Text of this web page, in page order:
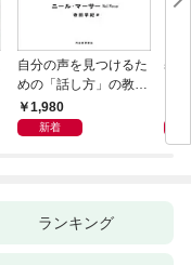
自分の声を見つけるた
めの「話し方」の教
室 Ｏｒａｃｙ（オラ
シー）
1,980
新着
基
ランキング